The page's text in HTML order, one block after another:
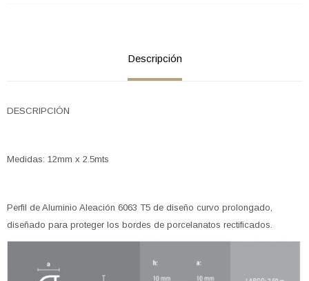
Descripción
DESCRIPCIÓN
Medidas: 12mm x 2.5mts
Perfil de Aluminio Aleación 6063 T5 de diseño curvo prolongado,
diseñado para proteger los bordes de porcelanatos rectificados.